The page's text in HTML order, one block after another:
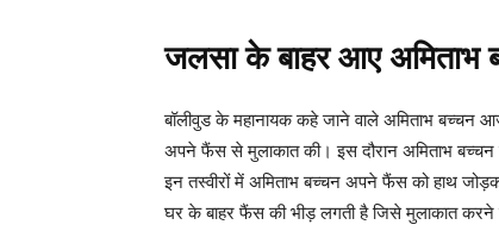
जलसा के बाहर आए अमिताभ
बॉलीवुड के महानायक कहे जाने वाले अमिताभ
अपने फैंस से मुलाकात की। इस दौरान अमिताभ
इन तस्वीरों में अमिताभ बच्चन अपने फैंस को हाथ
घर के बाहर फैंस की भीड़ लगती है जिसे मुलाकात